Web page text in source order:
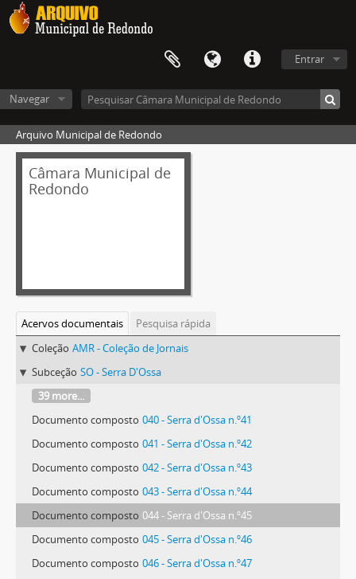
Entrar
Navegar
Arquivo Municipal de Redondo
Câmara Municipal de
Redondo
Acervos documentais
Pesquisa rápida
Coleção AMR - Coleção de Jornais
Subceção SO - Serra D'Ossa
39 more...
Documento composto 040 - Serra d'Ossa n.º41
Documento composto 041 - Serra d'Ossa n.º42
Documento composto 042 - Serra d'Ossa n.º43
Documento composto 043 - Serra d'Ossa n.º44
Documento composto 044 - Serra d'Ossa n.º45
Documento composto 045 - Serra d'Ossa n.º46
Documento composto 046 - Serra d'Ossa n.º47